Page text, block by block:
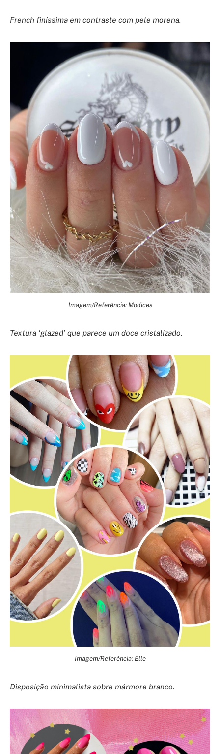
French finíssima em contraste com pele morena.
Imagem/Referência: Modices
Textura ‘glazed’ que parece um doce cristalizado.
Imagem/Referência: Elle
Disposição minimalista sobre mármore branco.